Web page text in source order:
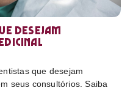
desejam
que desejam
seus consultórios. Saiba